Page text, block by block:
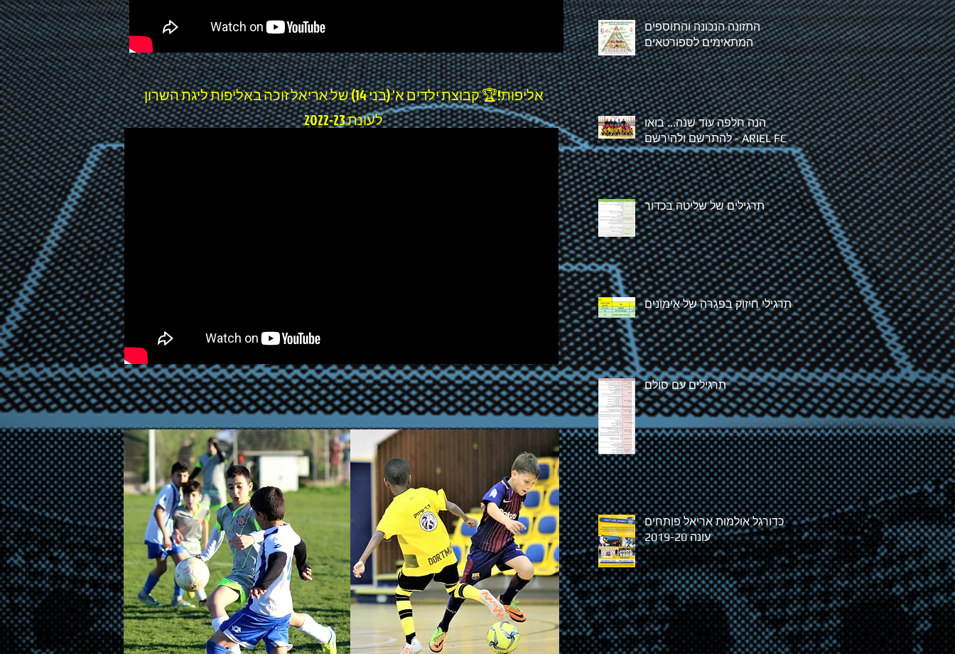
אליפות!🏆 קבוצת ילדים א' (בני 14) של אריאל זוכה באליפות ליגת השרון
לעונת 2022-23
התזונה הנכונה והתוספים
המתאימים לספורטאים
הנה חלפה עוד שנה... בואו
להתרשם ולהירשם - ARIEL FC
תרגילים של שליטה בכדור
תרגילי חיזוק בפגרה של אימונים
תרגילים עם סולם
כדורגל אולמות אריאל פותחים
עונה 2019-20